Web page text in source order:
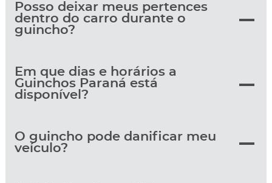
Posso deixar meus pertences
dentro do carro durante o
guincho?
Em que dias e horários a
Guinchos Paraná está
disponível?
O guincho pode danificar meu
veículo?